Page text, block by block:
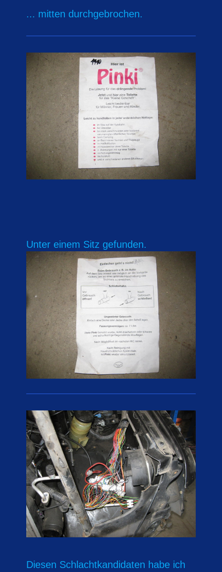
... mitten durchgebrochen.
Unter einem Sitz gefunden.
Diesen Schlachtkandidaten habe ich